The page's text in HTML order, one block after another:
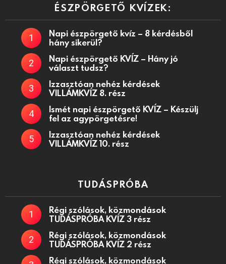
ÉSZPÖRGETŐ KVÍZEK:
Napi észpörgető kvíz – 8 kérdésből
hány sikerül?
Napi észpörgető KVÍZ – Hány jó
választ tudsz?
Izzasztóan nehéz kérdések
VILLÁMKVÍZ 8. rész
Ismét napi észpörgető KVÍZ – Készülj
fel az agypörgetésre!
Izzasztóan nehéz kérdések
VILLÁMKVÍZ 10. rész
TUDÁSPRÓBA
Régi szólások, közmondások
TUDÁSPRÓBA KVÍZ 3 rész
Régi szólások, közmondások
TUDÁSPRÓBA KVÍZ 2 rész
Régi szólások, közmondások